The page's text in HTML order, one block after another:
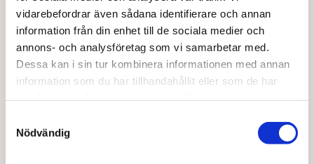
vidarebefordrar även sådana identifierare och annan
information från din enhet till de sociala medier och
annons- och analysföretag som vi samarbetar med.
Dessa kan i sin tur kombinera informationen med annan
information som du har tillhandahållit eller som de har
Nödvändig